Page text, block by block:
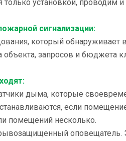
установкой, проводим
сигнализации:
который обнаруживает
запросов и бюджета
дыма, которые
если
помещений несколько.
оповещатель.